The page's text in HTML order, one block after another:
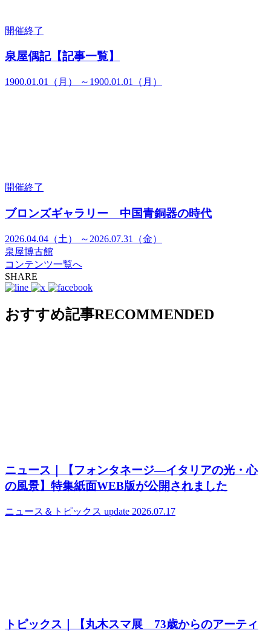
開催終了
泉屋偶記【記事一覧】
1900.01.01（月） ～1900.01.01（月）
開催終了
ブロンズギャラリー 中国青銅器の時代
2026.04.04（土） ～2026.07.31（金）
泉屋博古館
コンテンツ一覧へ
SHARE
おすすめ記事RECOMMENDED
ニュース｜【フォンタネージ—イタリアの光・心
の風景】特集紙面WEB版が公開されました
ニュース＆トピックス update 2026.07.17
トピックス｜【丸木スマ展 73歳からのアーティ